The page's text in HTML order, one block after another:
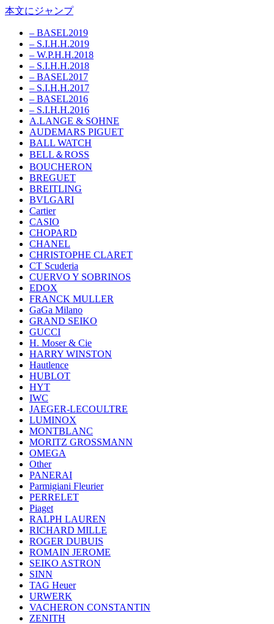
本文にジャンプ
– BASEL2019
– S.I.H.H.2019
– W.P.H.H.2018
– S.I.H.H.2018
– BASEL2017
– S.I.H.H.2017
– BASEL2016
– S.I.H.H.2016
A.LANGE & SOHNE
AUDEMARS PIGUET
BALL WATCH
BELL＆ROSS
BOUCHERON
BREGUET
BREITLING
BVLGARI
Cartier
CASIO
CHOPARD
CHANEL
CHRISTOPHE CLARET
CT Scuderia
CUERVO Y SOBRINOS
EDOX
FRANCK MULLER
GaGa Milano
GRAND SEIKO
GUCCI
H. Moser & Cie
HARRY WINSTON
Hautlence
HUBLOT
HYT
IWC
JAEGER-LECOULTRE
LUMINOX
MONTBLANC
MORITZ GROSSMANN
OMEGA
Other
PANERAI
Parmigiani Fleurier
PERRELET
Piaget
RALPH LAUREN
RICHARD MILLE
ROGER DUBUIS
ROMAIN JEROME
SEIKO ASTRON
SINN
TAG Heuer
URWERK
VACHERON CONSTANTIN
ZENITH